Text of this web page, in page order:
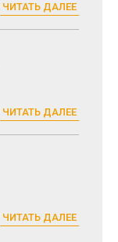
ЧИТАТЬ ДАЛЕЕ
ЧИТАТЬ ДАЛЕЕ
ЧИТАТЬ ДАЛЕЕ